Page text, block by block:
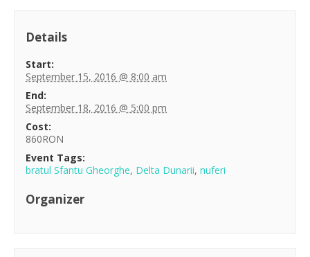
Details
Start:
September 15, 2016 @ 8:00 am
End:
September 18, 2016 @ 5:00 pm
Cost:
860RON
Event Tags:
bratul Sfantu Gheorghe, Delta Dunarii,nuferi
Organizer